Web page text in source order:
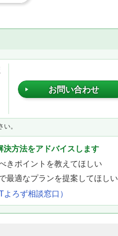
お問い合わせ
。
決方法をアドバイスします
きポイントを教えてほしい
最適なプランを提案してほしい
ろず相談窓口）